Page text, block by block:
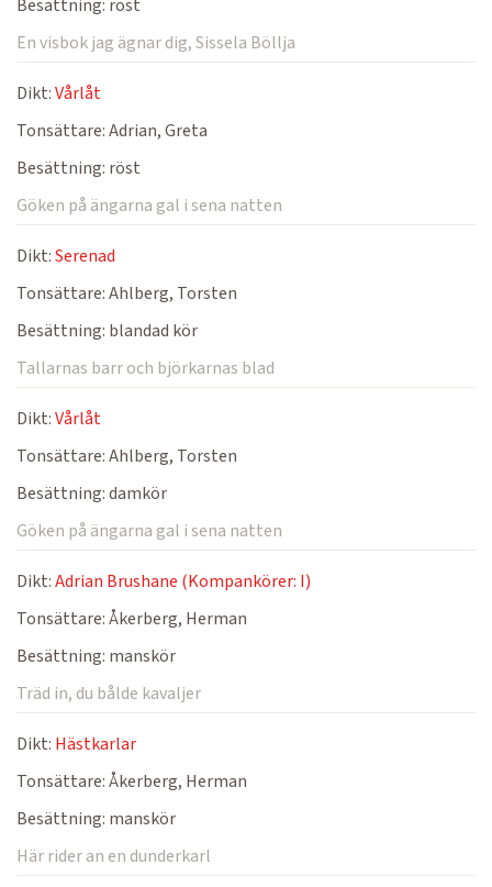
Besättning: röst
En visbok jag ägnar dig, Sissela Böllja
Dikt:Vårlåt
Tonsättare:Adrian, Greta
Besättning: röst
Göken på ängarna gal i sena natten
Dikt:Serenad
Tonsättare:Ahlberg, Torsten
Besättning: blandad kör
Tallarnas barr och björkarnas blad
Dikt:Vårlåt
Tonsättare:Ahlberg, Torsten
Besättning:damkör
Göken på ängarna gal i sena natten
Dikt:Adrian Brushane (Kompankörer: I)
Tonsättare:Åkerberg, Herman
Besättning: manskör
Träd in, du bålde kavaljer
Dikt: Hästkarlar
Tonsättare:Åkerberg, Herman
Besättning: manskör
Här rider an en dunderkarl